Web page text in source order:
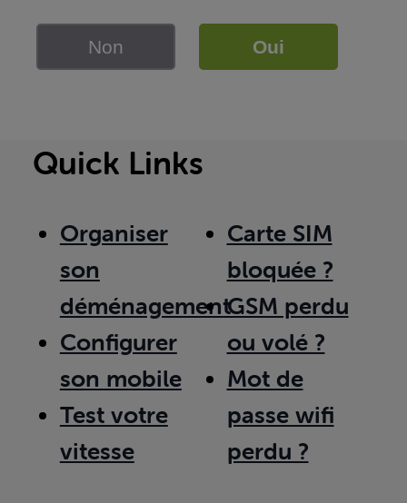
Non Oui
Quick Links
Organiser
son
déménagement
Configurer
son mobile
Test votre
vitesse
Carte SIM
bloquée ?
GSM perdu
ou volé ?
Mot de
passe wifi
perdu ?